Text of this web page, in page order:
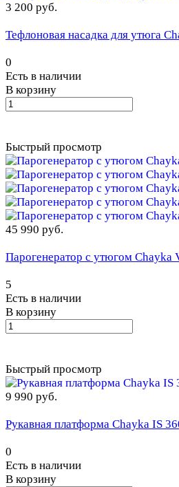
3 200 руб.
Тефлоновая насадка для утюга
0
Есть в наличии
В корзину
Быстрый просмотр
45 990 руб.
Парогенератор с утюгом Chayka
5
Есть в наличии
В корзину
Быстрый просмотр
9 990 руб.
Рукавная платформа Chayka IS
0
Есть в наличии
В корзину